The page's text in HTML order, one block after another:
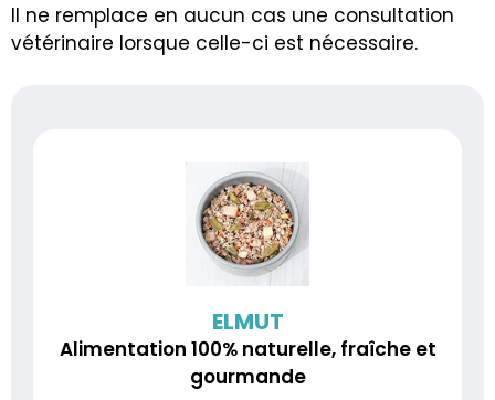
Il ne remplace en aucun cas une consultation
vétérinaire lorsque celle-ci est nécessaire.
ELMUT
Alimentation 100% naturelle, fraîche et
gourmande